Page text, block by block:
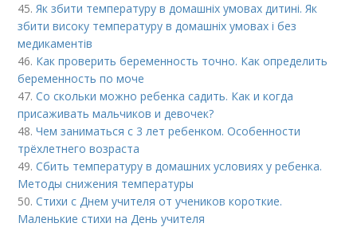
45.Як збити температуру в домашніх умовах дитині. Як
збити високу температуру в домашніх умовах і без
медикаментів
46. Как проверить беременность точно. Как определить
беременность по моче
47.Со скольки можно ребенка садить. Как и когда
присаживать мальчиков и девочек?
48.Чем заниматься с 3 лет ребенком. Особенности
трёхлетнего возраста
49.Сбить температуру в домашних условиях у ребенка.
Методы снижения температуры
50.Стихи с Днем учителя от учеников короткие.
Маленькие стихи на День учителя